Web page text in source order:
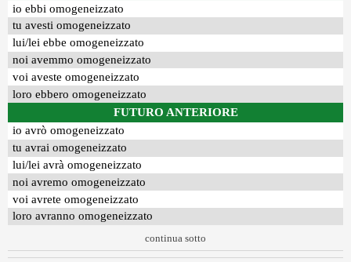
io ebbi omogeneizzato
tu avesti omogeneizzato
lui/lei ebbe omogeneizzato
noi avemmo omogeneizzato
voi aveste omogeneizzato
loro ebbero omogeneizzato
FUTURO ANTERIORE
io avrò omogeneizzato
tu avrai omogeneizzato
lui/lei avrà omogeneizzato
noi avremo omogeneizzato
voi avrete omogeneizzato
loro avranno omogeneizzato
continua sotto